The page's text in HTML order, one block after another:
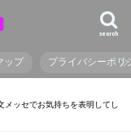
search
ップ プライバシーポリ
ッセでお気持ちを表明してし